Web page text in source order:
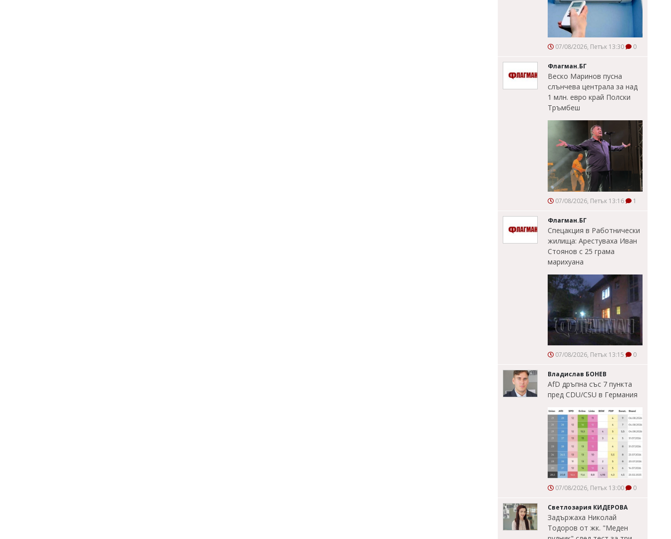
07/08/2026, Петък 13:30 0
Флагман.БГ
Веско Маринов пусна
слънчева централа за над
1 млн. евро край Полски
Тръмбеш
07/08/2026, Петък 13:16 1
Флагман.БГ
Спецакция в Работнически
жилища: Арестуваха Иван
Стоянов с 25 грама
марихуана
07/08/2026, Петък 13:15 0
Владислав БОНЕВ
AfD дръпна със 7 пункта
пред CDU/CSU в Германия
07/08/2026, Петък 13:00 0
Светлозария КИДЕРОВА
Задържаха Николай
Тодоров от жк. "Меден